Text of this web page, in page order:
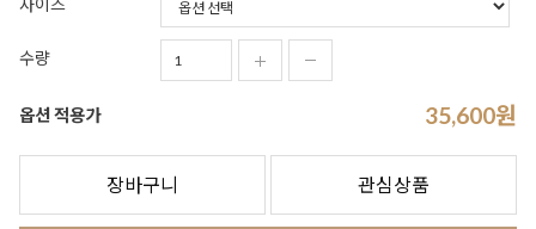
수량
옵션 적용가 35,600원
장바구니 관심상품